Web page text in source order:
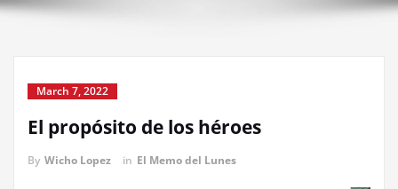
March 7, 2022
El propósito de los héroes
By Wicho Lopez in El Memo del Lunes